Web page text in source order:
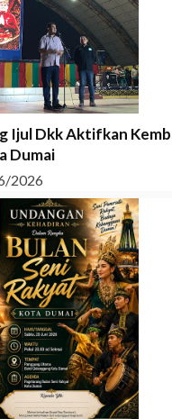
Ijul Dkk Aktifkan
Dumai
2026